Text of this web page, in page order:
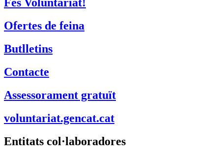
Fes Voluntariat!
Ofertes de feina
Butlletins
Contacte
Assessorament gratuït
voluntariat.gencat.cat
Entitats col·laboradores